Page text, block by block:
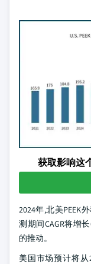
获取影响这
2024年,北美PEEK
测期间CAGR将增
的推动。
美国市场预计将从